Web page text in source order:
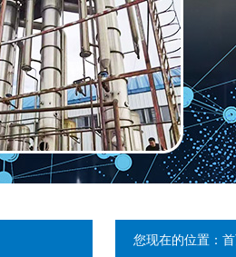
您现在的位置：